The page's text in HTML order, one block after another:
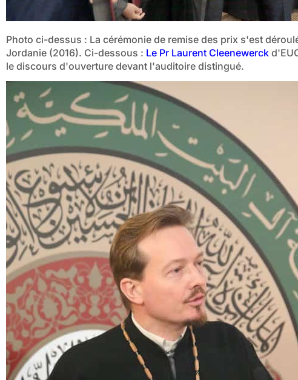
Photo ci-dessus : La cérémonie de remise des prix s'est
Jordanie (2016). Ci-dessous : Le Pr Laurent Cleenewerck
le discours d'ouverture devant l'auditoire distingué.